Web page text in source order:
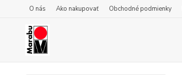
O nás Ako nakupovať Obchodné podmienky